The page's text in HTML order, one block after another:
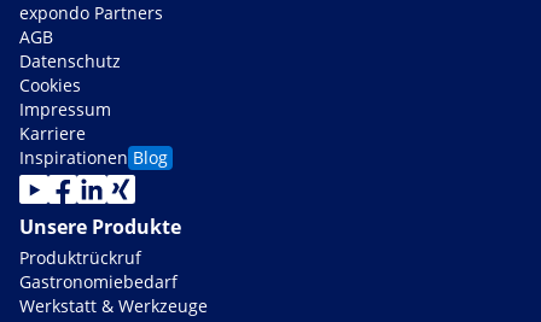
expondo Partners
AGB
Datenschutz
Cookies
Impressum
Karriere
Inspirationen Blog
Unsere Produkte
Produktrückruf
Gastronomiebedarf
Werkstatt & Werkzeuge